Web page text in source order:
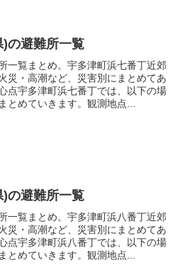
の避難所一覧
一覧まとめ。宇多津町浜七番丁近郊
災・高潮など、災害別にまとめてあ
点宇多津町浜七番丁では、以下の場
とめていきます。観測地点...
の避難所一覧
一覧まとめ。宇多津町浜八番丁近郊
災・高潮など、災害別にまとめてあ
点宇多津町浜八番丁では、以下の場
とめていきます。観測地点...